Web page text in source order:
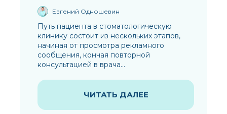
Евгений Одношевин
Путь пациента в стоматологическую
клинику состоит из нескольких этапов,
начиная от просмотра рекламного
сообщения, кончая повторной
консультацией в врача...
ЧИТАТЬ ДАЛЕЕ